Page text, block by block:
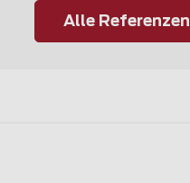
Alle Referenzen